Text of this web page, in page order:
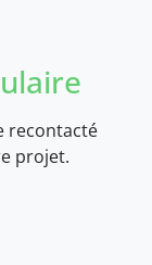
recontacté
projet.